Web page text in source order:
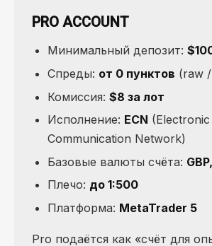
PRO ACCOUNT
Минимальный депозит:
Спреды: от 0 пунктов (raw
Комиссия: $8 за лот
Исполнение: ECN (Electronic
Communication Network)
Базовые валюты счёта:
Плечо: до 1:500
Платформа: MetaTrader 5
Pro подаётся как «счёт для